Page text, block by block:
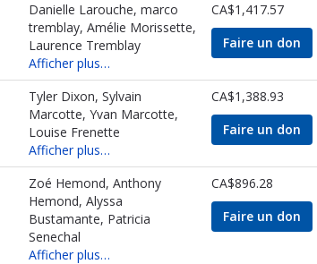
Danielle Larouche, marco
tremblay, Amélie Morissette,
Laurence Tremblay
Afficher plus…
CA$1,417.57
Faire un don
Tyler Dixon, Sylvain
Marcotte, Yvan Marcotte,
Louise Frenette
Afficher plus…
CA$1,388.93
Faire un don
Zoé Hemond, Anthony
Hemond, Alyssa
Bustamante, Patricia
Senechal
Afficher plus…
CA$896.28
Faire un don